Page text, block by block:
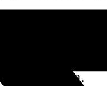
XX,
entre las
la
protagonista.